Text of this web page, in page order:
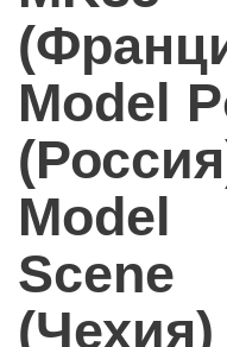
Model
Model
Scene
(Чехия)